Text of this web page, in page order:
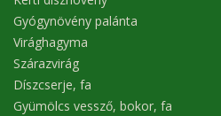
Gyógynövény palánta
Virághagyma
Szárazvirág
Díszcserje, fa
Gyümölcs vessző, bokor, fa